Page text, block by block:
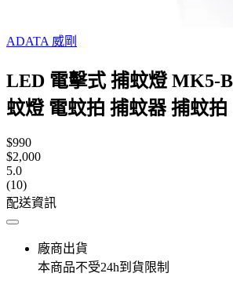
ADATA 威剛
LED 電擊式 捕蚊燈 MK5-
蚊燈 電蚊拍 捕蚊器 捕蚊拍
$990
$2,000
5.0
(10)
配送資訊
廠商出貨
本商品不受24h到貨限制